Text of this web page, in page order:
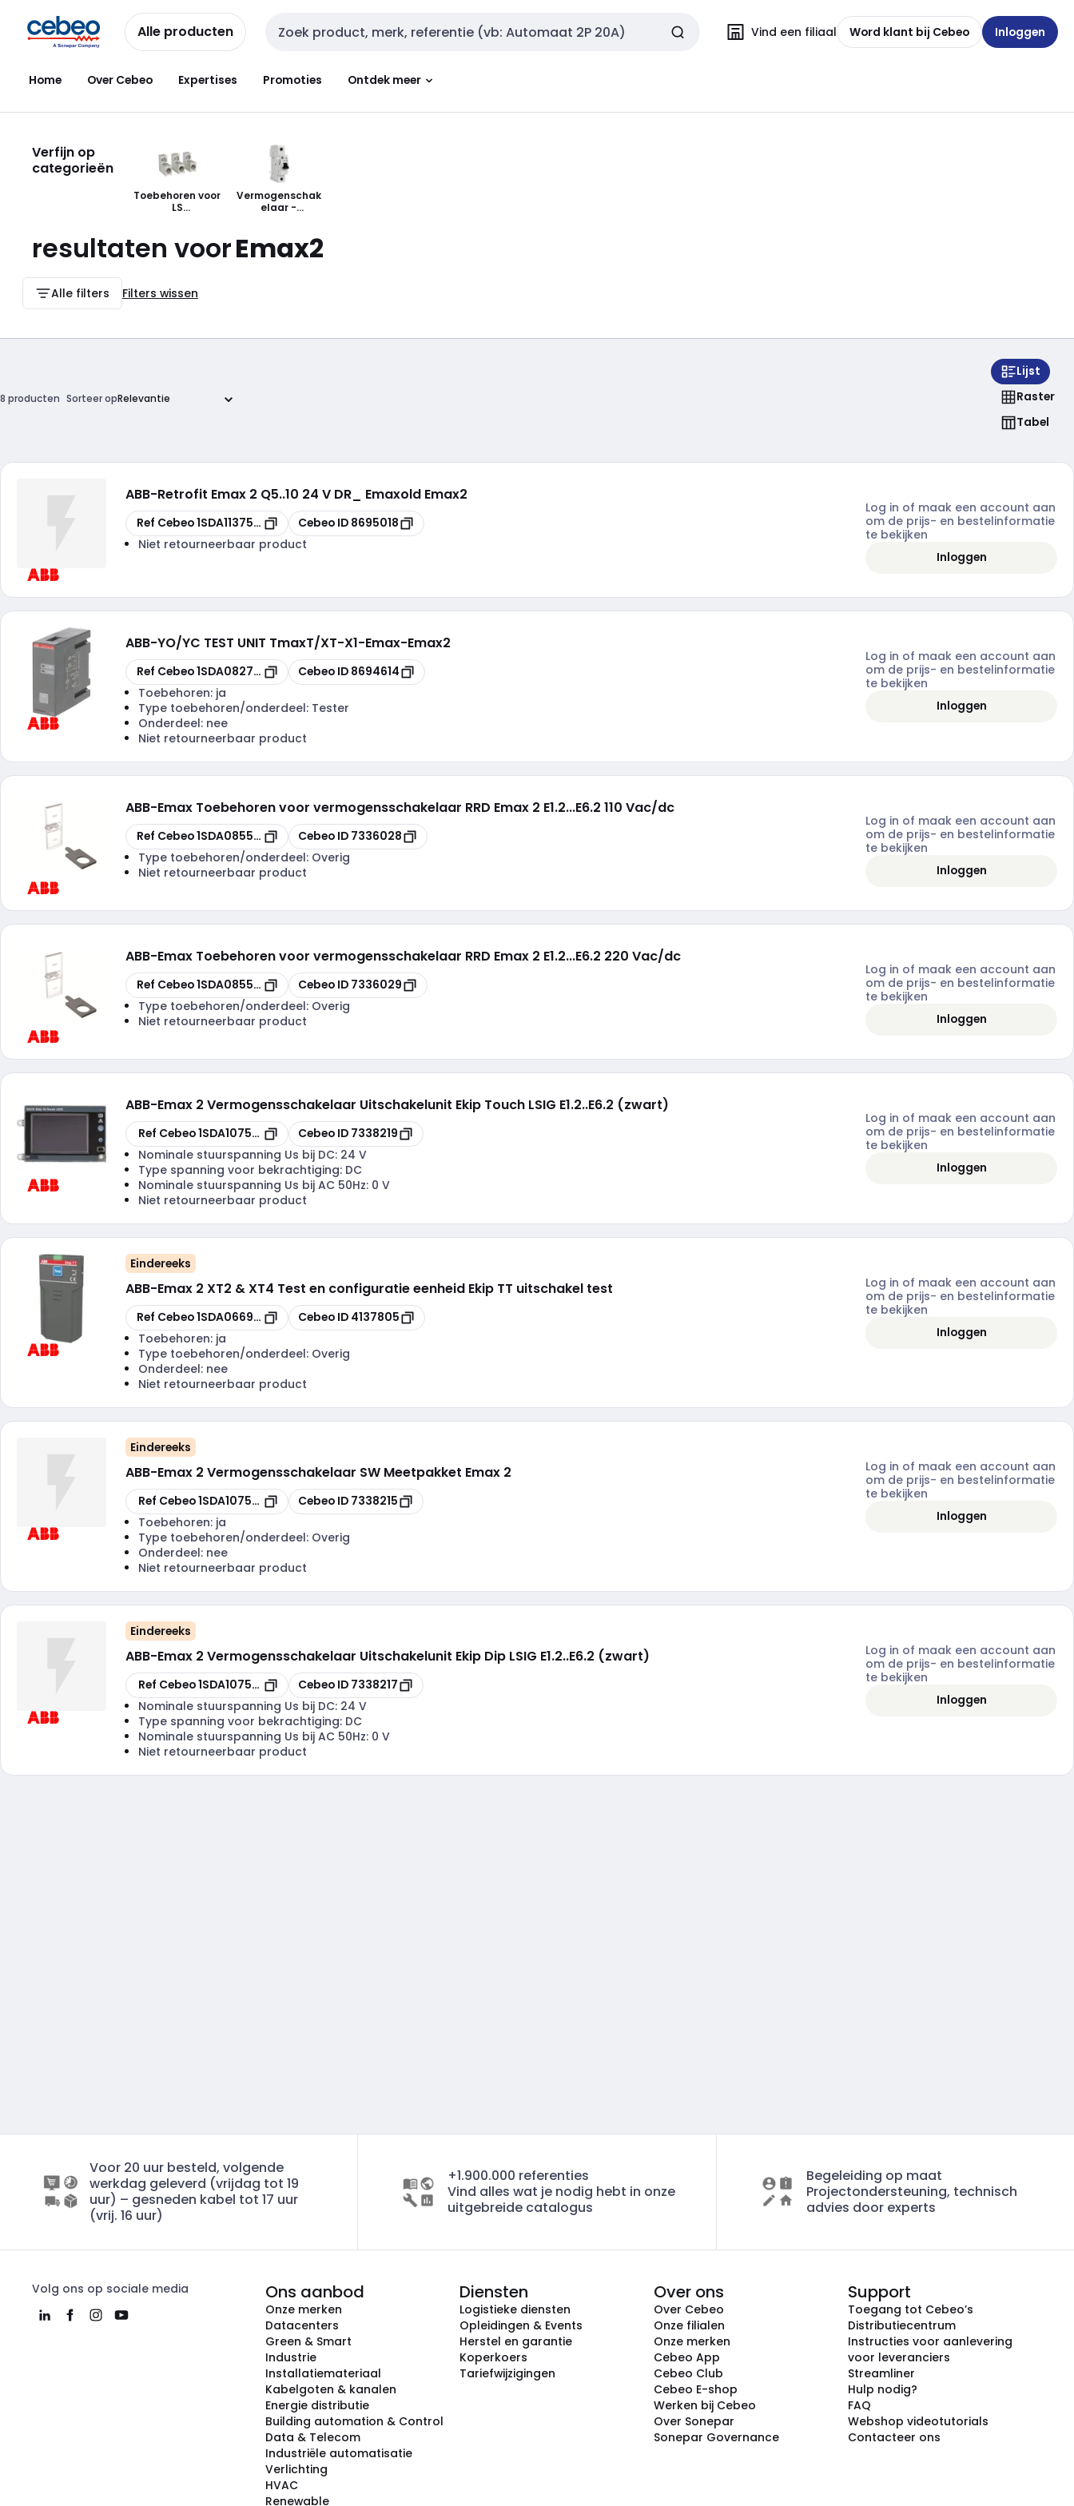
naar
navigatie
naar
inhoud
Alle producten Zoekveld invoer Vind een filiaal Word klant bij Cebeo Inloggen
Home Over Cebeo Expertises Promoties Ontdek meer
Verfijn op
categorieën
Toebehoren voor
LS
Vermogenschak
elaar -
bediend
resultaten voorEmax2
Alle filters Filters wissen
8 producten Sorteer op
Lijst
Raster
Tabel
ABB-Retrofit Emax 2 Q5..10 24 V DR_ Emaxold Emax2
Kopiëren
Ref Cebeo1SDA113751R1 Kopiëren
Cebeo ID 8695018
Niet retourneerbaar product
Log in of maak een account aan
om de prijs- en bestelinformatie
te bekijken
Inloggen
ABB-YO/YC TEST UNIT TmaxT/XT-X1-Emax-Emax2
Kopiëren
Ref Cebeo1SDA082751R1 Kopiëren
Cebeo ID 8694614
Toebehoren: ja
Type toebehoren/onderdeel: Tester
Onderdeel: nee
Niet retourneerbaar product
Log in of maak een account aan
om de prijs- en bestelinformatie
te bekijken
Inloggen
ABB-Emax Toebehoren voor vermogensschakelaar RRD Emax 2 E1.2...E6.2 110 Vac/dc
Kopiëren
Ref Cebeo1SDA085528R1 Kopiëren
Cebeo ID 7336028
Type toebehoren/onderdeel: Overig
Niet retourneerbaar product
Log in of maak een account aan
om de prijs- en bestelinformatie
te bekijken
Inloggen
ABB-Emax Toebehoren voor vermogensschakelaar RRD Emax 2 E1.2...E6.2 220 Vac/dc
Kopiëren
Ref Cebeo1SDA085529R1 Kopiëren
Cebeo ID 7336029
Type toebehoren/onderdeel: Overig
Niet retourneerbaar product
Log in of maak een account aan
om de prijs- en bestelinformatie
te bekijken
Inloggen
ABB-Emax 2 Vermogensschakelaar Uitschakelunit Ekip Touch LSIG E1.2..E6.2 (zwart)
Kopiëren
Ref Cebeo1SDA107531R1 Kopiëren
Cebeo ID 7338219
Nominale stuurspanning Us bij DC: 24 V
Type spanning voor bekrachtiging: DC
Nominale stuurspanning Us bij AC 50Hz: 0 V
Niet retourneerbaar product
Log in of maak een account aan
om de prijs- en bestelinformatie
te bekijken
Inloggen
Eindereeks
ABB-Emax 2 XT2 & XT4 Test en configuratie eenheid Ekip TT uitschakel test
Kopiëren
Ref Cebeo1SDA066988R1 Kopiëren
Cebeo ID 4137805
Toebehoren: ja
Type toebehoren/onderdeel: Overig
Onderdeel: nee
Niet retourneerbaar product
Log in of maak een account aan
om de prijs- en bestelinformatie
te bekijken
Inloggen
Eindereeks
ABB-Emax 2 Vermogensschakelaar SW Meetpakket Emax 2
Kopiëren
Ref Cebeo1SDA107525R1 Kopiëren
Cebeo ID 7338215
Toebehoren: ja
Type toebehoren/onderdeel: Overig
Onderdeel: nee
Niet retourneerbaar product
Log in of maak een account aan
om de prijs- en bestelinformatie
te bekijken
Inloggen
Eindereeks
ABB-Emax 2 Vermogensschakelaar Uitschakelunit Ekip Dip LSIG E1.2..E6.2 (zwart)
Kopiëren
Ref Cebeo1SDA107528R1 Kopiëren
Cebeo ID 7338217
Nominale stuurspanning Us bij DC: 24 V
Type spanning voor bekrachtiging: DC
Nominale stuurspanning Us bij AC 50Hz: 0 V
Niet retourneerbaar product
Log in of maak een account aan
om de prijs- en bestelinformatie
te bekijken
Inloggen
Voor 20 uur besteld, volgende
werkdag geleverd (vrijdag tot 19
uur) – gesneden kabel tot 17 uur
(vrij. 16 uur)
+1.900.000 referenties
Vind alles wat je nodig hebt in onze
uitgebreide catalogus
Begeleiding op maat
Projectondersteuning, technisch
advies door experts
Volg ons op sociale media Ons aanbod
Onze merken
Datacenters
Green & Smart
Industrie
Installatiemateriaal
Kabelgoten & kanalen
Energie distributie
Building automation & Control
Data & Telecom
Industriële automatisatie
Verlichting
HVAC
Renewable
Diensten
Logistieke diensten
Opleidingen & Events
Herstel en garantie
Koperkoers
Tariefwijzigingen
Over ons
Over Cebeo
Onze filialen
Onze merken
Cebeo App
Cebeo Club
Cebeo E-shop
Werken bij Cebeo
Over Sonepar
Sonepar Governance
Support
Toegang tot Cebeo’s
Distributiecentrum
Instructies voor aanlevering
voor leveranciers
Streamliner
Hulp nodig?
FAQ
Webshop videotutorials
Contacteer ons